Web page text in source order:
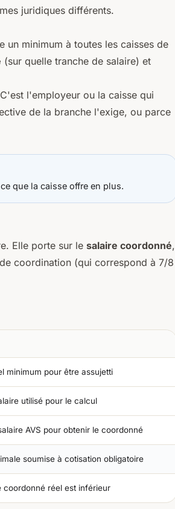
juridiques différents.
un minimum à toutes les caisses de
(sur quelle tranche de salaire) et
l'employeur ou la caisse qui
de la branche l'exige, ou parce
que la caisse offre en plus.
Elle porte sur le salaire coordonné,
coordination (qui correspond à 7/8
minimum pour être assujetti
utilisé pour le calcul
AVS pour obtenir le coordonné
soumise à cotisation obligatoire
coordonné réel est inférieur